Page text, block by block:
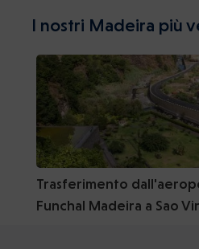
I nostri Madeira più
Trasferimento
Funchal Madeira a Sao